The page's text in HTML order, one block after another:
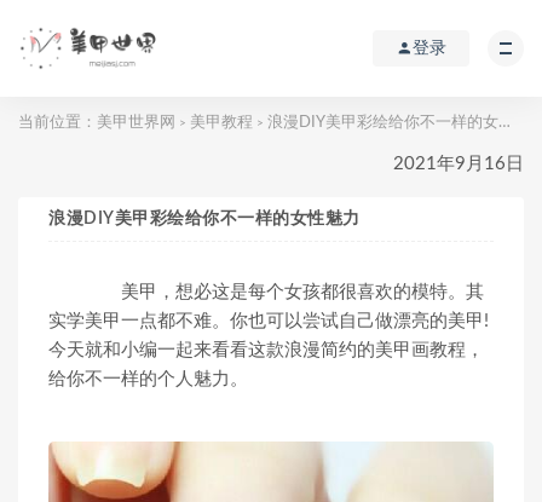
登录
当前位置： 美甲世界网 > 美甲教程 > 浪漫DIY美甲彩绘给你不一样的女性魅力
2021年9月16日
浪漫DIY美甲彩绘给你不一样的女性魅力
美甲，想必这是每个女孩都很喜欢的模特。其
实学美甲一点都不难。你也可以尝试自己做漂亮的美甲!
今天就和小编一起来看看这款浪漫简约的美甲画教程，
给你不一样的个人魅力。